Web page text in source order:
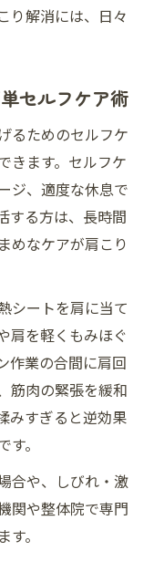
い方法とは
改善のポイン
レッチ習慣づ
続きさせるコ
々の意識改革
習慣チェック
慣の見直し方
を正すポイン
ムの整え方
解する重要性
PC利用の工夫
アのポイント
り解消には、日々
セルフケア術
るためのセルフケ
きます。セルフケ
ジ、適度な休息で
する方は、長時間
めなケアが肩こり
シートを肩に当て
肩を軽くもみほぐ
作業の合間に肩回
筋肉の緊張を緩和
みすぎると逆効果
。
合や、しびれ・激
関や整体院で専門
。